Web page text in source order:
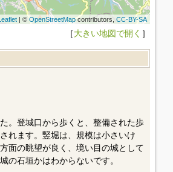
| ©OpenStreetMapcontributors, CC-BY-SA
［大きい地図で開く ］
。登城口から歩くと、整備された歩
れます。竪堀は、規模は小さいけ
面の眺望が良く、境い目の城として
の石垣かはわからないです。